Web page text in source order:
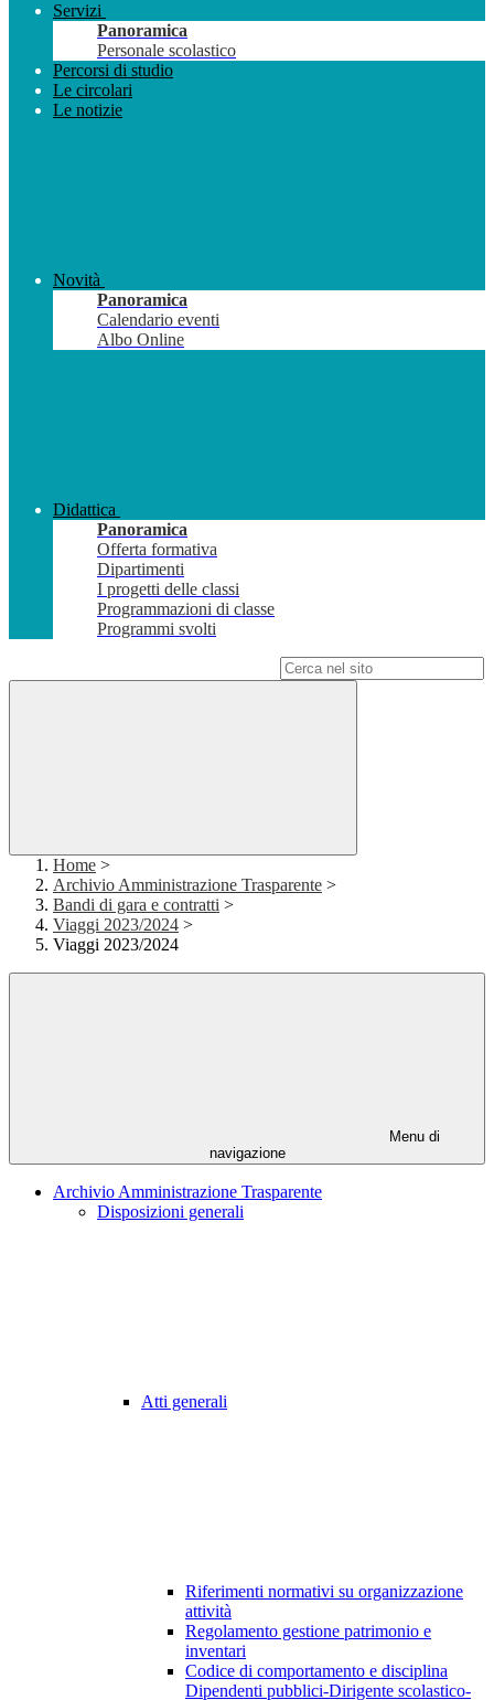
Servizi
Panoramica
Personale scolastico
Percorsi di studio
Le circolari
Le notizie
Novità
Panoramica
Calendario eventi
Albo Online
Didattica
Panoramica
Offerta formativa
Dipartimenti
I progetti delle classi
Programmazioni di classe
Programmi svolti
Home >
Archivio Amministrazione Trasparente >
Bandi di gara e contratti >
Viaggi 2023/2024 >
Viaggi 2023/2024
Menu di
navigazione
Archivio Amministrazione Trasparente
Disposizioni generali
Atti generali
Riferimenti normativi su organizzazione
attività
Regolamento gestione patrimonio e
inventari
Codice di comportamento e disciplina
Dipendenti pubblici-Dirigente scolastico-